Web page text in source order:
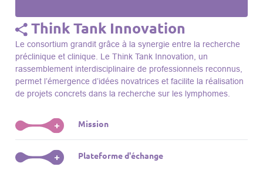
Think Tank Innovation
Le consortium grandit grâce à la synergie entre la recherche
préclinique et clinique. Le Think Tank Innovation, un
rassemblement interdisciplinaire de professionnels reconnus,
permet l’émergence d’idées novatrices et facilite la réalisation
de projets concrets dans la recherche sur les lymphomes.
+ Mission
Le Think Tank initie des projets, façonne des initiatives de
R&D, identifie des porteurs et promeut l’unité parmi les
+ Plateforme d'échange